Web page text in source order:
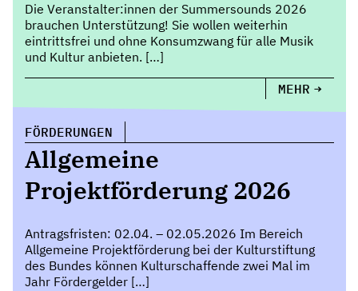
Die Veranstalter:innen der Summersounds 2026
brauchen Unterstützung! Sie wollen weiterhin
eintrittsfrei und ohne Konsumzwang für alle Musik
und Kultur anbieten. […]
MEHR
FÖRDERUNGEN
Allgemeine
Projektförderung 2026
Antragsfristen: 02.04. – 02.05.2026 Im Bereich
Allgemeine Projektförderung bei der Kulturstiftung
des Bundes können Kulturschaffende zwei Mal im
Jahr Fördergelder […]